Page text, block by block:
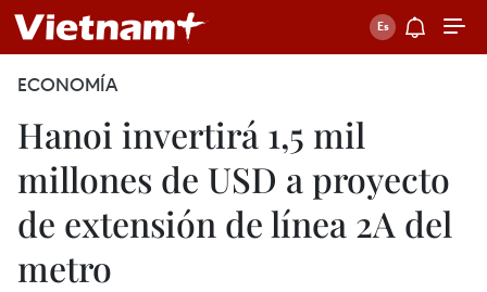
ECONOMÍA
Hanoi invertirá 1,5 mil
millones de USD a proyecto
de extensión de línea 2A del
metro